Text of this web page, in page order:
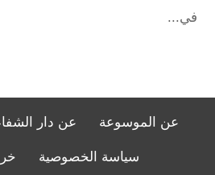
في...
عن الموسوعة عن دار
سياسة الخصوصية